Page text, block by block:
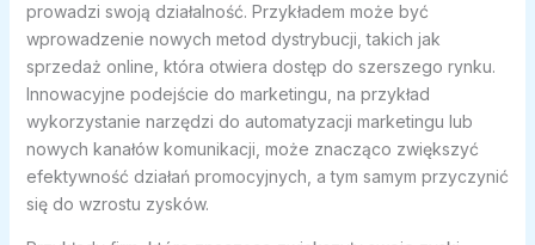
prowadzi swoją działalność. Przykładem może być
wprowadzenie nowych metod dystrybucji, takich jak
sprzedaż online, która otwiera dostęp do szerszego rynku.
Innowacyjne podejście do marketingu, na przykład
wykorzystanie narzędzi do automatyzacji marketingu lub
nowych kanałów komunikacji, może znacząco zwiększyć
efektywność działań promocyjnych, a tym samym przyczynić
się do wzrostu zysków.